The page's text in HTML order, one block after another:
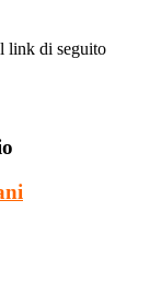
link di seguito